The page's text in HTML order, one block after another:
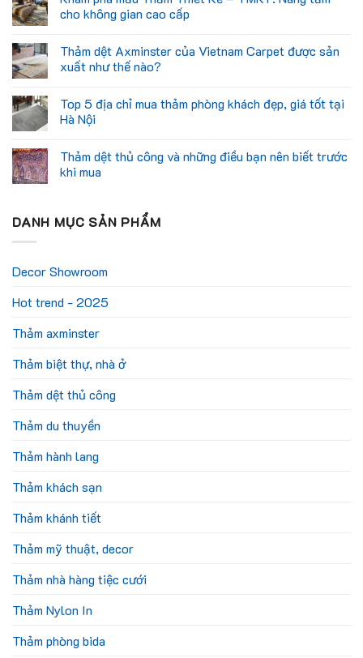
cho không gian cao cấp
Thảm dệt Axminster của Vietnam Carpet được sản
xuất như thế nào?
Top 5 địa chỉ mua thảm phòng khách đẹp, giá tốt tại
Hà Nội
Thảm dệt thủ công và những điều bạn nên biết trước
khi mua
DANH MỤC SẢN PHẨM
Decor Showroom
Hot trend - 2025
Thảm axminster
Thảm biệt thự, nhà ở
Thảm dệt thủ công
Thảm du thuyền
Thảm hành lang
Thảm khách sạn
Thảm khánh tiết
Thảm mỹ thuật, decor
Thảm nhà hàng tiệc cưới
Thảm Nylon In
Thảm phòng bida